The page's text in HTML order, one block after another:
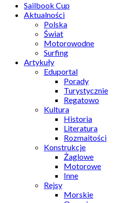
Sailbook Cup
Aktualności
Polska
Świat
Motorowodne
Surfing
Artykuły
Eduportal
Porady
Turystycznie
Regatowo
Kultura
Historia
Literatura
Rozmaitości
Konstrukcje
Żaglowe
Motorowe
Inne
Rejsy
Morskie